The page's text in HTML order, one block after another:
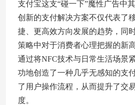
支付宝这支“碰一下”魔性广告中
创新的支付解决方案不仅代表了
捷、更高效方向发展的趋势，同
策略中对于消费者心理把握的新高
通过将NFC技术与日常生活场景
功地创造了一种几乎无感知的支
了用户操作流程，从而提升了交
度。